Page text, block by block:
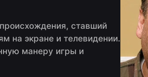
ставший
на экране и телевидении.
манеру игры и